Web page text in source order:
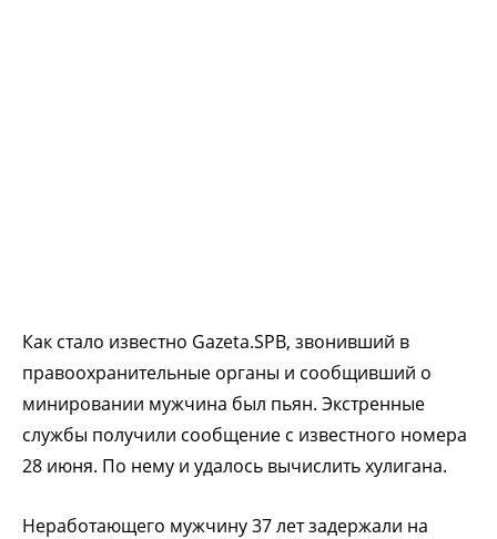
Как стало известно Gazeta.SPB, звонивший в
правоохранительные органы и сообщивший о
минировании мужчина был пьян. Экстренные
службы получили сообщение с известного номера
28 июня. По нему и удалось вычислить хулигана.
Неработающего мужчину 37 лет задержали на